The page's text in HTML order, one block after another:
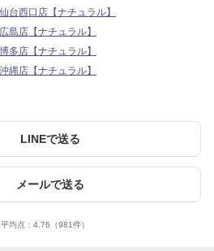
台西口店【ナチュラル】
島店【ナチュラル】
多店【ナチュラル】
縄店【ナチュラル】
LINEで送る
メールで送る
均点： 4.76 （981件）